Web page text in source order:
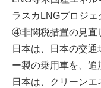
ラスカLNGプロジェ
④非関税措置の見直
日本は、日本の交
ー製の乗用車を、追
日本は、クリーン